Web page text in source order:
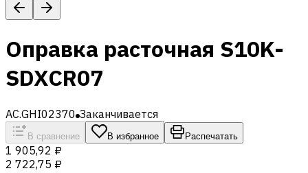
Оправка расточная S10K-
SDXCR07
AC.GHI02370 Заканчивается
В сравнение В избранное Распечатать
1 905,92 ₽
2 722,75 ₽